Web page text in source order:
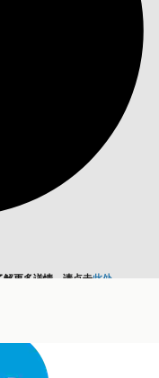
解更多详情，请点击此处